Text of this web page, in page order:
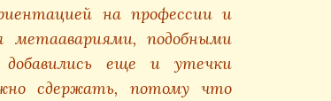
на профессии и
метаавариями, подобными
еще и утечки
сдержать, потому что